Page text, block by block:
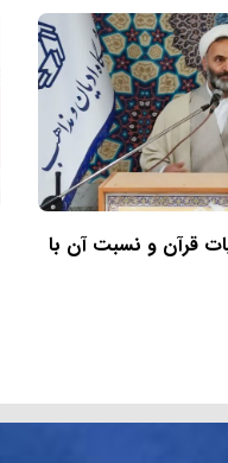
قرآن و نسبت آن با